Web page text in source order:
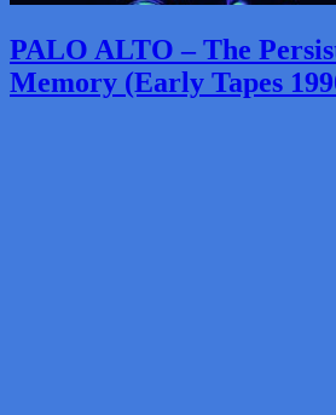
PALO ALTO – The
Memory (Early Tapes